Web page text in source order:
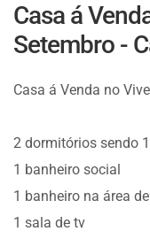
Casa á
Setembro -
Casa á Venda no
2 dormitórios sendo
1 banheiro social
1 banheiro na área
1 sala de tv